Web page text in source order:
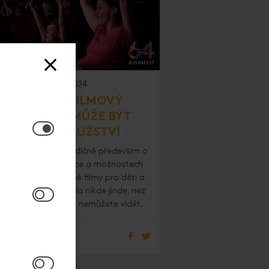
11. 4. 2024
SESTAVIT FILMOVÝ
PROGRAM MŮŽE BÝT
DOBRODRUŽSTVÍ
Film Festival je tradičně především o
filmové nabídce a možnostech
na velkém plátně filmy pro děti a
které zpravidla nikde jinde, než
festivalovém Zlíně nemůžete vidět.